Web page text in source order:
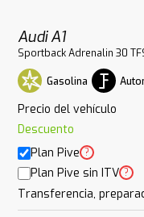
Audi A1
Sportback Adrenalin 30
Gasolina
Precio del vehículo
Descuento
Plan Pive ?
Plan Pive sin ITV ?
Transferencia,